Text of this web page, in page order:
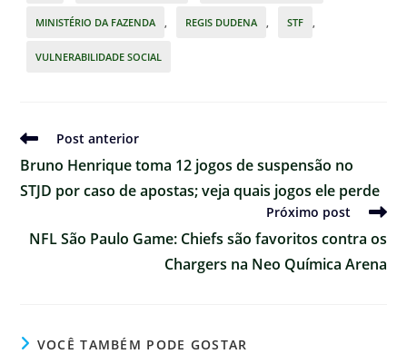
MINISTÉRIO DA FAZENDA , REGIS DUDENA , STF ,
VULNERABILIDADE SOCIAL
Ler
artigos
Post anterior
Bruno Henrique toma 12 jogos de suspensão no
STJD por caso de apostas; veja quais jogos ele perde
Próximo post
NFL São Paulo Game: Chiefs são favoritos contra os
Chargers na Neo Química Arena
VOCÊ TAMBÉM PODE GOSTAR